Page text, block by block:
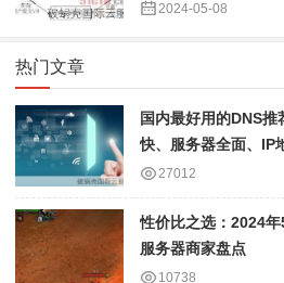
2024-05-08
热门文章
国内最好用的DNS
快、服务器全面、IP
27012
性价比之选：2024
服务器商家盘点
10738